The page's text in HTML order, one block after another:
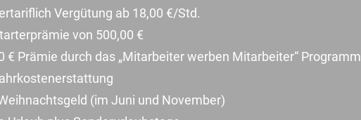
Vergütung ab 18,00 €/Std.
von 500,00 €
€ Prämie durch das „Mitarbeiter werben Mitarbeiter“ Programm
(im Juni und November)